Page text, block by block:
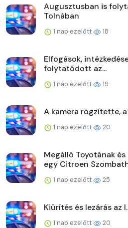
Augusztusban is
Tolnában
1 nap ezelőtt 18
Elfogások,
folytatódott az...
1 nap ezelőtt 19
A kamera rögzítette,
1 nap ezelőtt 20
Megálló Toyotának
egy Citroen
1 nap ezelőtt 25
Kiürítés és lezárás az
1 nap ezelőtt 20